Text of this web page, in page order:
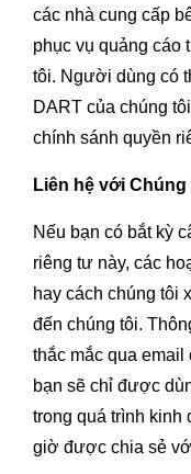
các nhà cung cấp
phục vụ quảng cáo
tôi. Người dùng có
DART của chúng
chính sánh quyền
Liên hệ với Chúng
Nếu bạn có bắt kỳ
riêng tư này, các
hay cách chúng tôi
đến chúng tôi.
thắc mắc qua
bạn sẽ chỉ được
trong quá trình kinh
giờ được chia sẻ